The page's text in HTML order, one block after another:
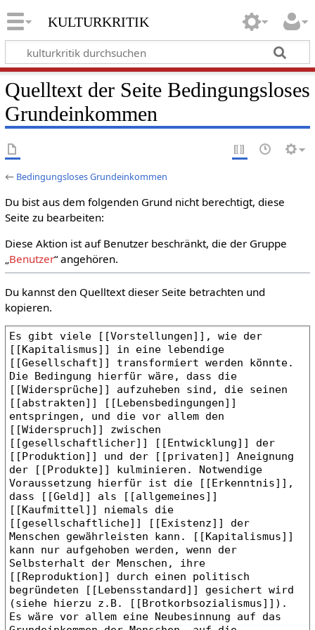
kulturkritik
Quelltext der Seite Bedingungsloses
Grundeinkommen
← Bedingungsloses Grundeinkommen
Du bist aus dem folgenden Grund nicht berechtigt, diese
Seite zu bearbeiten:
Diese Aktion ist auf Benutzer beschränkt, die der Gruppe
„Benutzer“ angehören.
Du kannst den Quelltext dieser Seite betrachten und
kopieren.